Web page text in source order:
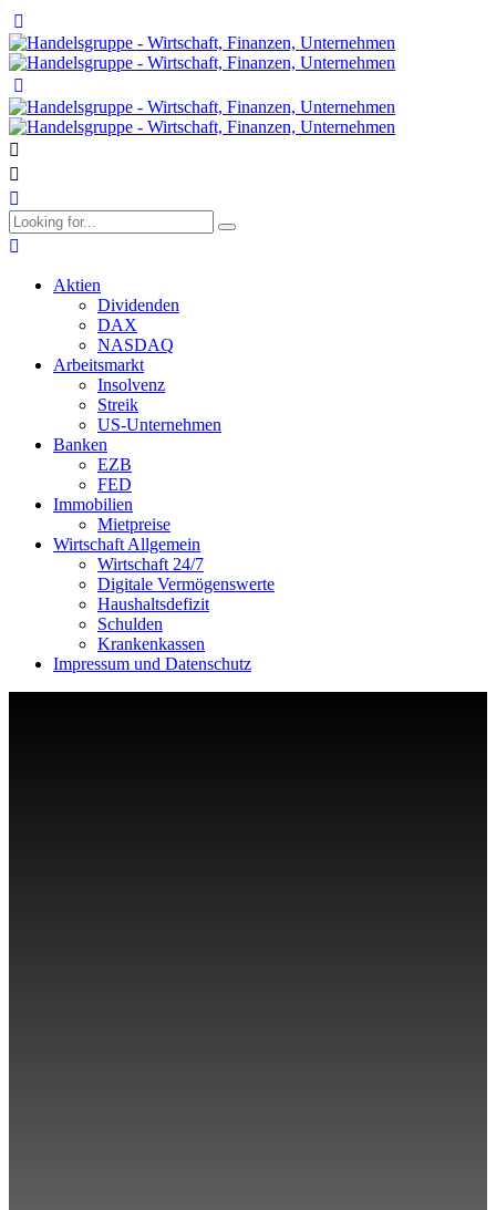
Aktien
Dividenden
DAX
NASDAQ
Arbeitsmarkt
Insolvenz
Streik
US-Unternehmen
Banken
EZB
FED
Immobilien
Mietpreise
Wirtschaft Allgemein
Wirtschaft 24/7
Digitale Vermögenswerte
Haushaltsdefizit
Schulden
Krankenkassen
Impressum und Datenschutz